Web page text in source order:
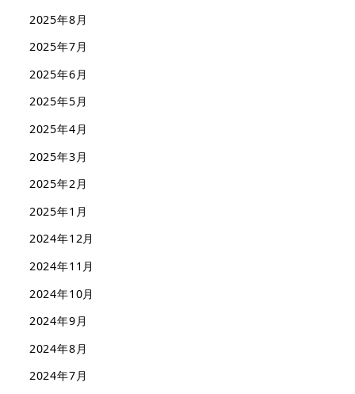
2025年8月
2025年7月
2025年6月
2025年5月
2025年4月
2025年3月
2025年2月
2025年1月
2024年12月
2024年11月
2024年10月
2024年9月
2024年8月
2024年7月